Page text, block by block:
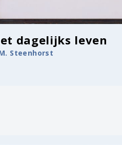
dagelijks leven
Steenhorst